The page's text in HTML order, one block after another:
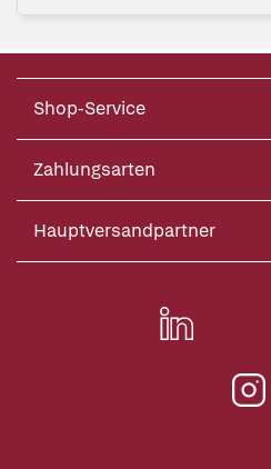
Shop-Service
Zahlungsarten
Hauptversandpartner